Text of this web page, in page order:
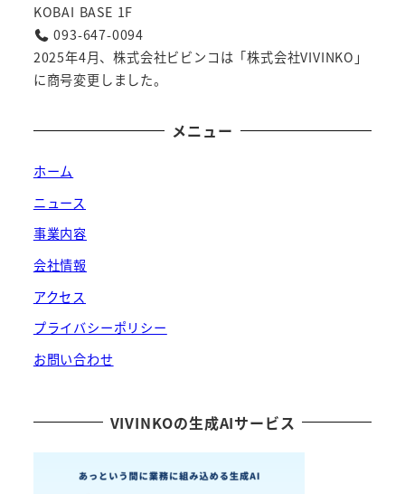
KOBAI BASE 1F
093-647-0094
2025年4月、株式会社ビビンコは「株式会社VIVINKO」
に商号変更しました。
メニュー
ホーム
ニュース
事業内容
会社情報
アクセス
プライバシーポリシー
お問い合わせ
VIVINKOの生成AIサービス